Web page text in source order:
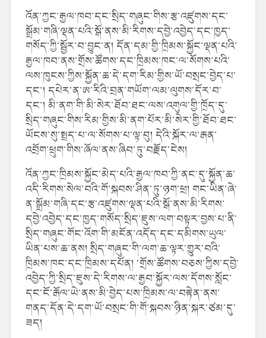
འོན་ཀྱང་རྒྱལ་ཁབ་དང་སྲིད་གཞུང་གིས་རྩ་འཛུགས་དང་
སྒྲོམ་གཞི་ལྡན་པའི་སྒོ་ནས་མི་རིགས་དབྱེ་འབྱེད་དང་ཁྱད་
གསོད་ཀྱི་སྦྱོར་བ་བྱུང་ན། དོན་དམ་གྱི་ཁྲིམས་སྐྱོང་ལྡན་པའི་
རྒྱལ་ཁབ་ནས་གྲོས་ཚོགས་དང་ཁྲིམས་ཁང་ལ་སོགས་པའི་
ལས་ཁུངས་ཀྱིས་སྐྱོན་ཆ་དེ་དག་རིམ་གྱིས་ཡོ་བསྲང་བྱེད་པ་
དང་། དཔེར་ན་ཨ་རིའི་བྲན་གཡོག་ལམ་ལུགས་དོར་བ་
དང་། མི་ནག་གི་མི་སེར་ཐོབ་ཐང་ལས་འགུལ་གྱི་ཁྲོད་དུ་
སྲིད་གཞུང་གིས་རིམ་གྱིས་མི་ནག་པོར་མི་སེར་གྱི་ཐོབ་ཐང་
ཡོངས་སུ་སྤྲད་པ་ལ་སོགས་པ་ལྟ་བུ། དེའི་སྐོར་ལ་རྒན་
འབྲོག་ཕྲུག་གིས་ཞོལ་ནས་ཞིབ་ཏུ་བརྗོད་ངེས།
འོན་ཀྱང་ཁྲིམས་སྐྱོང་མེད་པའི་རྒྱལ་ཁབ་ཀྱི་ནང་དུ་སྐྱོན་ཆ་
འདི་རིགས་སེལ་བའི་གོ་སྐབས་ཤིན་ཏུ་ཉག་ཕྲ། གང་ཡིན་ཞེ་
ན་སྒྲོམ་གཞི་དང་རྩ་འཛུགས་ལྡན་པའི་སྒོ་ནས་མི་རིགས་
དབྱེ་འབྱེད་དང་ཁྱད་གསོད་སྲིད་ཇུས་ལག་བསྟར་བྱས་པ་ནི་
སྲིད་གཞུང་གོང་འོག་གི་མངོན་འདོད་དང་དམིགས་ཡུལ་
ཡིན་པས་ཆ་ནས། སྲིད་གཞུང་གི་ལག་ཆ་ལྟར་གྱུར་བའི་
ཁྲིམས་ཁང་དང་ཁྲིམས་དཔོན། ་གྲོས་ཚོགས་བཅས་ཀྱིས་དབྱེ་
འབྱེད་ཀྱི་སྲིད་ཇུས་དེ་རིགས་ལ་རྒྱབ་སྐྱོར་ལས་དོགས་སློང་
དང་ངོ་རྒོལ་ཡེ་ནས་མི་བྱེད་པས་ཁྲིམས་ལ་བརྟེན་ནས་
གནད་དོན་དེ་དག་ཡོ་བསྲང་གི་གོ་སྐབས་ཉིན་སྐར་ཙམ་དུ་
ཟད།